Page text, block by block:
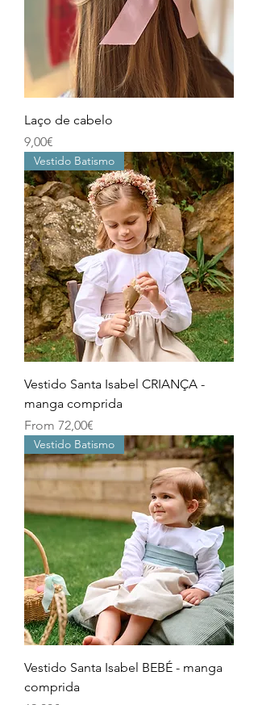
Laço de cabelo
Price
9,00€
Vestido Batismo
Vestido Santa Isabel CRIANÇA -
manga comprida
Price
From 72,00€
Vestido Batismo
Vestido Santa Isabel BEBÉ - manga
comprida